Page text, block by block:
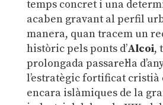
temps concret i una
acaben gravant al perfil
manera, quan tracem un
històric pels ponts d’Alcoi,
prolongada passarel·la
l’estratègic fortificat cristià
encara islàmiques de la